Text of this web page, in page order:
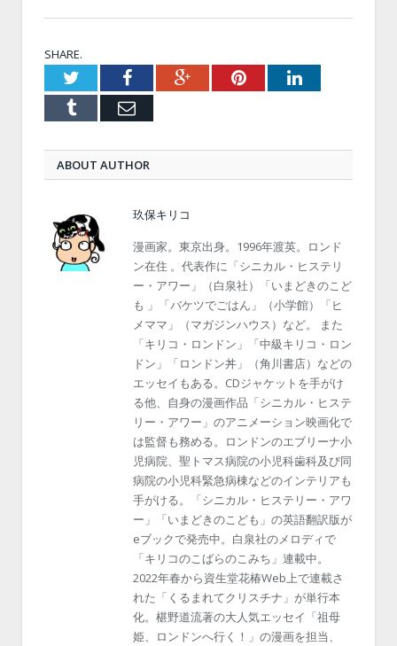
SHARE.
TwitterFacebookGoogle+PinterestLinkedIn
Tumblr Email
ABOUT AUTHOR
玖保キリコ
漫画家。東京出身。1996年渡英。ロンド
ン在住 。代表作に「シニカル・ヒステリ
ー・アワー」（白泉社）「いまどきのこど
も 」「バケツでごはん」（小学館）「ヒ
メママ」（マガジンハウス）など。 また
「キリコ・ロンドン」「中級キリコ・ロン
ドン」「ロンドン丼」（角川書店）などの
エッセイもある。CDジャケットを手がけ
る他、自身の漫画作品「シニカル・ヒステ
リー・アワー」のアニメーション映画化で
は監督も務める。ロンドンのエブリーナ小
児病院、聖トマス病院の小児科歯科及び同
病院の小児科緊急病棟などのインテリアも
手がける。「シニカル・ヒステリー・アワ
ー」「いまどきのこども」の英語翻訳版が
eブックで発売中。白泉社のメロディで
「キリコのこばらのこみち」連載中。
2022年春から資生堂花椿Web上で連載さ
れた「くるまれてクリスチナ」が単行本
化。椹野道流著の大人気エッセイ「祖母
姫、ロンドンへ行く！」の漫画を担当、